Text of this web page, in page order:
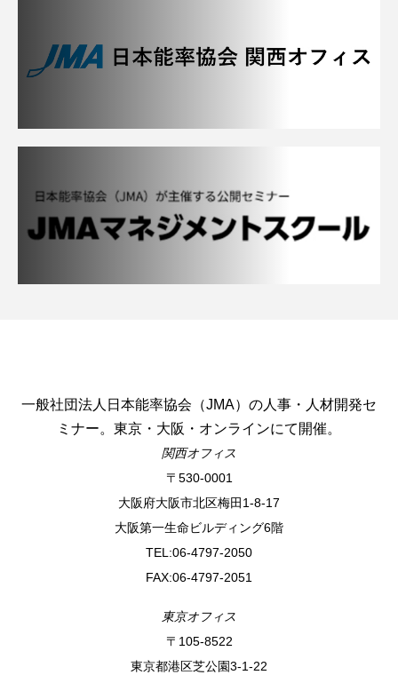
一般社団法人日本能率協会（JMA）の人事・人材開発セ
ミナー。東京・大阪・オンラインにて開催。
関西オフィス
〒530-0001
⼤阪府⼤阪市北区梅⽥1-8-17
⼤阪第⼀⽣命ビルディング6階
TEL:06-4797-2050
FAX:06-4797-2051
東京オフィス
〒105-8522
東京都港区芝公園3-1-22